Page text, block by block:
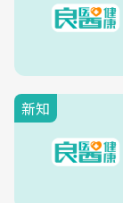
新知